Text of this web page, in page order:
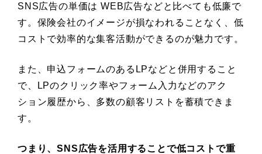
SNS広告の単価は WEB広告などと比べても低廉で
す。保険会社のイメージが損なわれることなく、低
コストで効率的な集客活動ができるのが魅力です。
また、申込フォームのあるLPなどと併用すること
で、LPのクリック率やフォーム入力などのアク
ション履歴から、多数の顧客リストを蓄積できま
す。
つまり、SNS広告を活用することで低コストで重